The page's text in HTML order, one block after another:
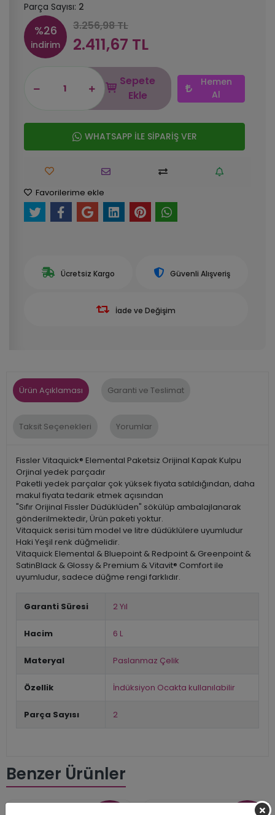
Parça Sayısı: 2
%26
indirim
3.256,98 TL
2.411,67 TL
Sepete
Ekle
Hemen
Al
WHATSAPP İLE SİPARİŞ VER
Favorilerime ekle
Ücretsiz Kargo Güvenli Alışveriş
İade ve Değişim
Ürün Açıklaması Garanti ve Teslimat
Taksit Seçenekleri Yorumlar
Fissler Vitaquick® Elemental Paketsiz Orijinal Kapak Kulpu
Orjinal yedek parçadır
Paketli yedek parçalar çok yüksek fiyata satıldığından, daha
makul fiyata tedarik etmek açısından
"Sıfır Orijinal Fissler Düdüklüden" sökülüp ambalajlanarak
gönderilmektedir, Ürün paketi yoktur.
Vitaquick serisi tüm model ve litre düdüklülere uyumludur
Haki Yeşil renk düğmelidir.
Vitaquick Elemental & Bluepoint & Redpoint & Greenpoint &
SatinBlack & Glossy & Premium & Vitavit® Comfort ile
uyumludur, sadece düğme rengi farklıdır.
Garanti Süresi 2 Yıl
Hacim 6 L
Materyal Paslanmaz Çelik
Özellik İndüksiyon Ocakta kullanılabilir
Parça Sayısı 2
Benzer Ürünler